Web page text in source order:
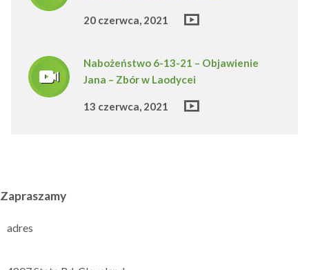
20 czerwca, 2021
Nabożeństwo 6-13-21 – Objawienie
Jana – Zbór w Laodycei
13 czerwca, 2021
Zapraszamy
adres